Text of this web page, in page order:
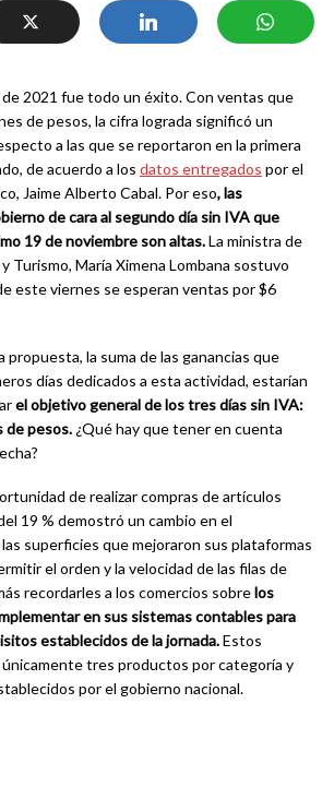
de 2021 fue todo un éxito. Con ventas que
de pesos, la cifra lograda significó un
a las que se reportaron en la primera
de acuerdo a los datos entregados por el
Jaime Alberto Cabal. Por eso, las
de cara al segundo día sin IVA que
19 de noviembre son altas.La ministra de
Turismo, María Ximena Lombana sostuvo
este viernes se esperan ventas por $6
propuesta, la suma de las ganancias que
días dedicados a esta actividad, estarían
el objetivo general de los tres días sin IVA:
de pesos.¿Qué hay que tener en cuenta
de realizar compras de artículos
19 % demostró un cambio en el
superficies que mejoraron sus plataformas
el orden y la velocidad de las filas de
recordarles a los comercios sobrelos
en sus sistemas contables para
establecidos de la jornada.Estos
tres productos por categoría y
por el gobierno nacional.